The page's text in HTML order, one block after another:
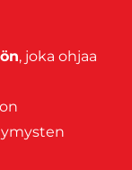
, joka ohjaa